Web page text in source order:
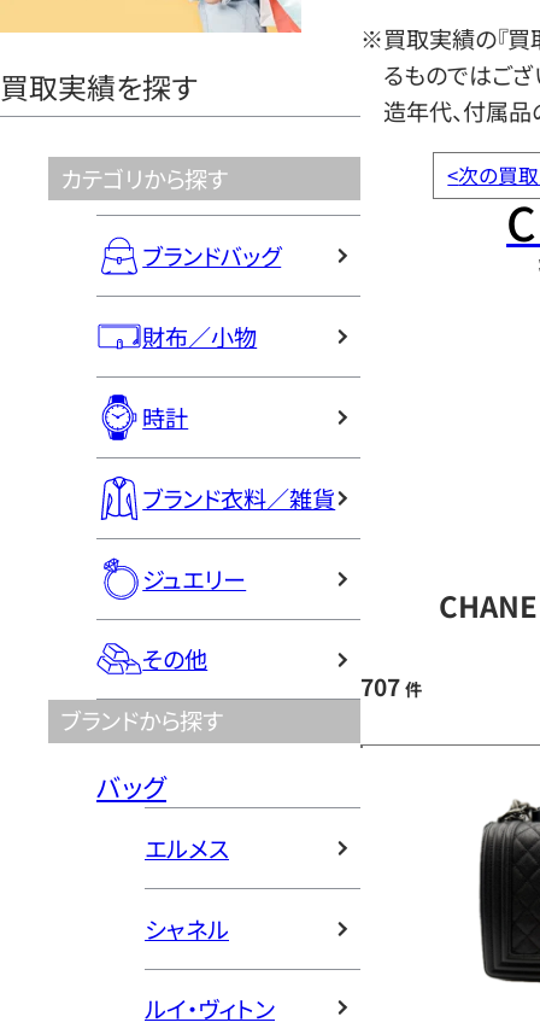
買取実績を探す
カテゴリから探す
ブランドバッグ
財布／小物
時計
ブランド衣料／雑貨
ジュエリー
その他
ブランドから探す
バッグ
エルメス
シャネル
ルイ・ヴィトン
※買取実績の『買
るものではござ
造年代、付属品
<次の買
707 件